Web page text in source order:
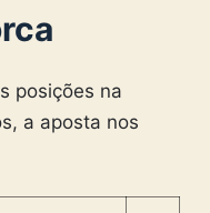
posições na
a aposta nos